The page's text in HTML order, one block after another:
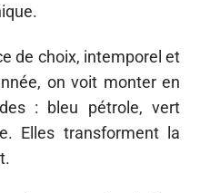
de choix, intemporel et
on voit monter en
: bleu pétrole, vert
Elles transforment la